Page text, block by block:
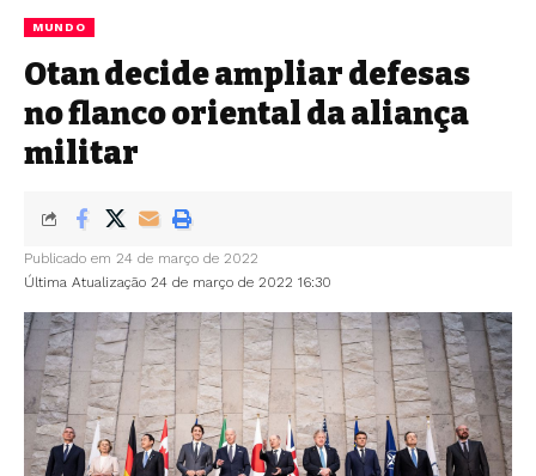
MUNDO
Otan decide ampliar defesas
no flanco oriental da aliança
militar
Última Atualização 24 de março de 2022 16:30
Publicado em 24 de março de 2022